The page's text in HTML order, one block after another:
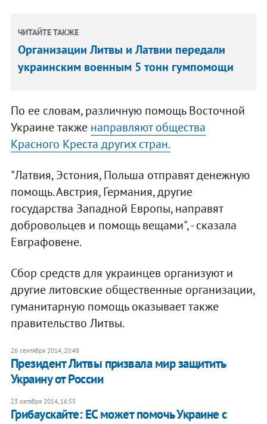
ЧИТАЙТЕ ТАКЖЕ
Организации Литвы и Латвии передали
украинским военным 5 тонн гумпомощи
По ее словам, различную помощь Восточной
Украине также направляют общества
Красного Креста других стран.
"Латвия, Эстония, Польша отправят денежную
помощь. Австрия, Германия, другие
государства Западной Европы, направят
добровольцев и помощь вещами", - сказала
Евграфовене.
Сбор средств для украинцев организуют и
другие литовские общественные организации,
гуманитарную помощь оказывает также
правительство Литвы.
26 сентября 2014, 20:48
Президент Литвы призвала мир защитить
Украину от России
23 октября 2014, 16:55
Грибаускайте: ЕС может помочь Украине с